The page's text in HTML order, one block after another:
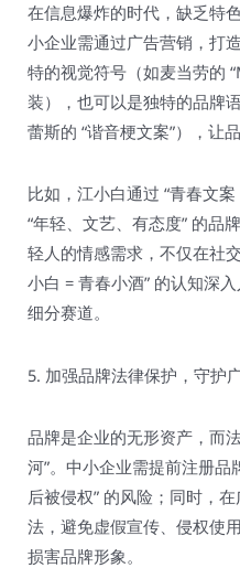
在信息爆炸的时代，缺乏特
小企业需通过广告营销，
特的视觉符号（如麦当劳的
装），也可以是独特的品牌
蕾斯的 “谐音梗文案”），让
比如，江小白通过 “青春文
“年轻、文艺、有态度” 的品
轻人的情感需求，不仅在社
小白 = 青春小酒” 的认知深
细分赛道。​
5. 加强品牌法律保护，守护
品牌是企业的无形资产，而
河”。中小企业需提前注册品
后被侵权” 的风险；同时，
法，避免虚假宣传、侵权使
损害品牌形象。​